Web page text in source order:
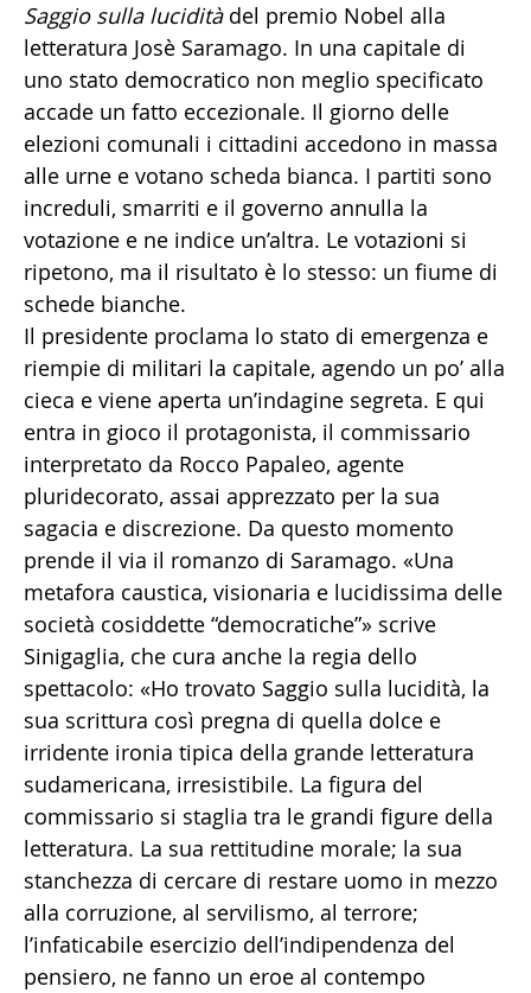
Saggio sulla luciditàdel premio Nobel alla
letteratura Josè Saramago. In una capitale di
uno stato democratico non meglio specificato
accade un fatto eccezionale. Il giorno delle
elezioni comunali i cittadini accedono in massa
alle urne e votano scheda bianca. I partiti sono
increduli, smarriti e il governo annulla la
votazione e ne indice un’altra. Le votazioni si
ripetono, ma il risultato è lo stesso: un fiume di
schede bianche.
Il presidente proclama lo stato di emergenza e
riempie di militari la capitale, agendo un po’ alla
cieca e viene aperta un’indagine segreta. E qui
entra in gioco il protagonista, il commissario
interpretato da Rocco Papaleo, agente
pluridecorato, assai apprezzato per la sua
sagacia e discrezione. Da questo momento
prende il via il romanzo di Saramago. «Una
metafora caustica, visionaria e lucidissima delle
società cosiddette “democratiche”» scrive
Sinigaglia, che cura anche la regia dello
spettacolo: «Ho trovato Saggio sulla lucidità, la
sua scrittura così pregna di quella dolce e
irridente ironia tipica della grande letteratura
sudamericana, irresistibile. La figura del
commissario si staglia tra le grandi figure della
letteratura. La sua rettitudine morale; la sua
stanchezza di cercare di restare uomo in mezzo
alla corruzione, al servilismo, al terrore;
l’infaticabile esercizio dell’indipendenza del
pensiero, ne fanno un eroe al contempo